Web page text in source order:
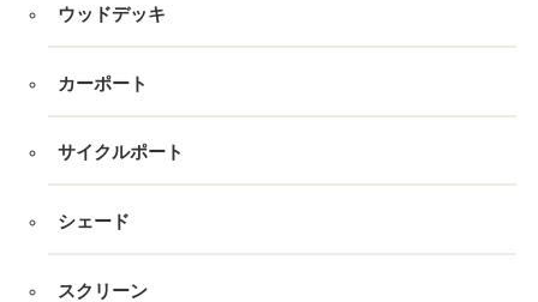
ウッドデッキ
カーポート
サイクルポート
シェード
スクリーン